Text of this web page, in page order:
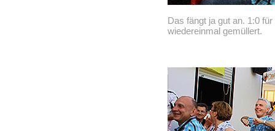
Das fängt ja gut an. 1:0
wiedereinmal gemüllert.